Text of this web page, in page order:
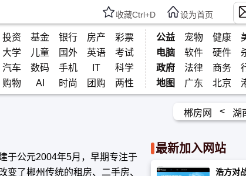
收藏Ctrl+D 设为首页
投资 基金 银行 房产
彩票
大学 儿童 国外 英语
考试
汽车 数码 手机 IT
科学
购物 AI 时尚 团购 两性
公益 宠物 健康
电脑
软件 硬件
政府
法律 商务
地图
广东 北京
郴房网 < 湖
于公元2004年5月，早期专注于
了郴州传统的租房、二手房、
最新加入网站
浩方对